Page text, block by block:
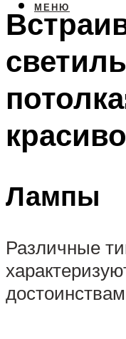
МЕНЮ
красиво
Лампы
Различные